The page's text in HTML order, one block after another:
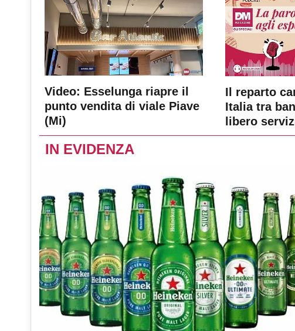
Video: Esselunga riapre il
punto vendita di viale Piave
(Mi)
Il reparto
Italia tra
libero
IN EVIDENZA